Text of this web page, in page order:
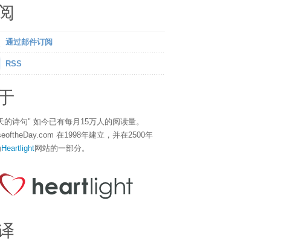
通过邮件订阅
RSS
的诗句" 如今已有每月15万人的阅读量。
在1998年建立，并在2500年
Heartlight网站的一部分。